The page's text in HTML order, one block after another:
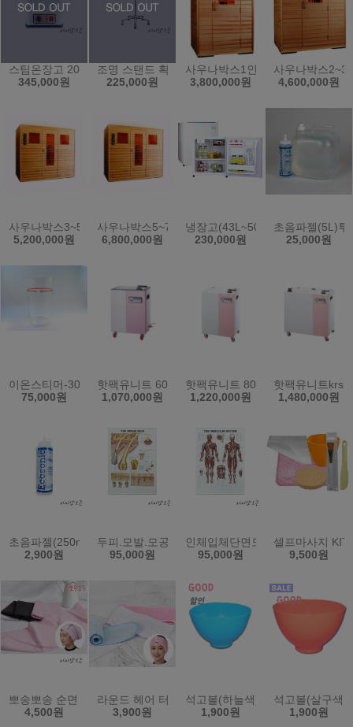
스팀온장고 20L/전기온장고/보온/업소용/KRS-4PS
345,000원
조명 스탠드 확대경 SK-101 돋보기 피부 작업용
225,000원
사우나박스1인용
3,800,000원
사우나박스2~3
4,600,000원
사우나박스3~5인용
5,200,000원
사우나박스5~7인용
6,800,000원
냉장고(43L~50L)
230,000원
초음파젤(5L)투
25,000원
이온스티머-303A비이커
75,000원
핫팩유니트 60L KRS-8PD (한국)
1,070,000원
핫팩유니트 80L KRS-12PD (한국)
1,220,000원
핫팩유니트
1,480,000원
초음파젤(250ml) (원산지:한국)
2,900원
두피.모발.모공단면도/입체단면/병원.미용샵
95,000원
인체입체단면도/근육단면도/입체
95,000원
셀프마사지 KIT
9,500원
뽀송뽀송 순면 헤어터번/미용실/피부관리실/시험재료/머리띠
4,500원
라운드 헤어 터번 소형 밸크로 찍찍이 헤어밴드
3,900원
석고볼(하늘색)고무볼 (원산지:한
1,900원
석고볼(살구색)
1,900원